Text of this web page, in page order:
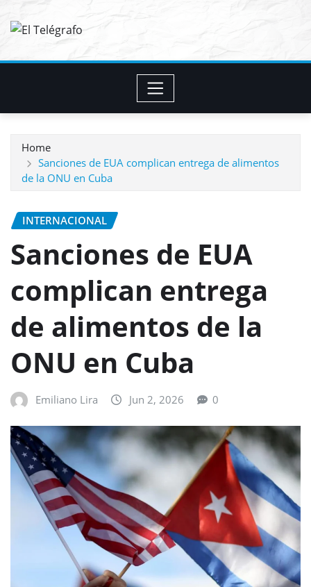
Home
Sanciones de EUA complican entrega de alimentos
de la ONU en Cuba
INTERNACIONAL
Sanciones de EUA
complican entrega
de alimentos de la
ONU en Cuba
Emiliano Lira Jun 2, 2026 0